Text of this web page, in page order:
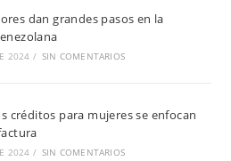
dan grandes pasos en la
2024 / SIN COMENTARIOS
créditos para mujeres se enfocan
2024 / SIN COMENTARIOS